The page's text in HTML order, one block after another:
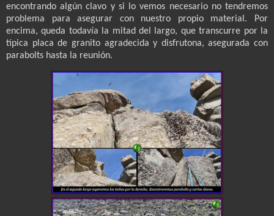
encontrando algún clavo y si lo vemos necesario no tendremos
problema para asegurar con nuestro propio material. Por
encima, queda todavía la mitad del largo, que transcurre por la
típica placa de granito agradecida y disfrutona, asegurada con
parabolts hasta la reunión.